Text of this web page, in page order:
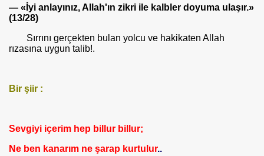
— «İyi anlayınız, Allah'ın zikri ile kalbler doyuma ulaşır.»
(13/28)
Sırrını gerçekten bulan yolcu ve hakikaten Allah
rızasına uygun talib!.
Bir şiir :
Sevgiyi içerim hep billur billur;
Ne ben kanarım ne şarap kurtulur..